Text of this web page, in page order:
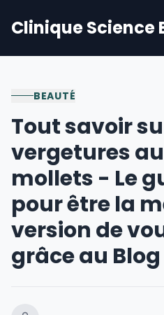
Clinique Science
BEAUTÉ
Tout savoir
vergetures
mollets - Le
pour être la
version de
grâce au